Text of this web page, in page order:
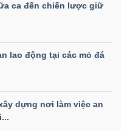
ca đến chiến lược giữ
lao động tại các mỏ đá
dựng nơi làm việc an